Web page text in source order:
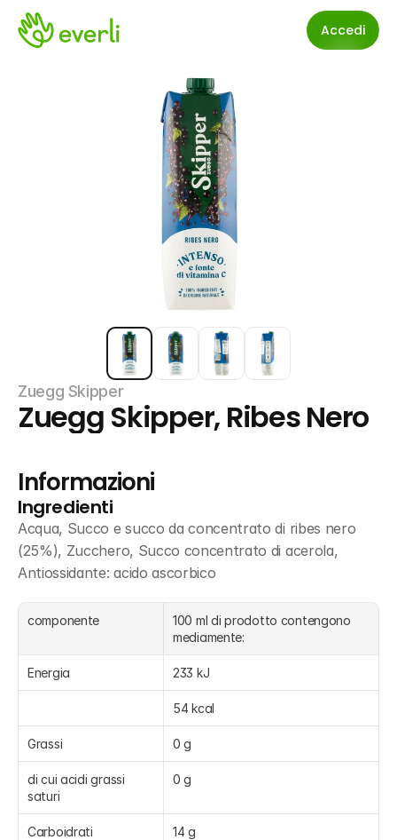
Accedi
Zuegg Skipper
Zuegg Skipper, Ribes Nero
Informazioni
Ingredienti
Acqua, Succo e succo da concentrato di ribes nero
(25%), Zucchero, Succo concentrato di acerola,
Antiossidante: acido ascorbico
componente
100 ml di prodotto contengono
mediamente:
Energia 233 kJ
54 kcal
Grassi 0 g
di cui acidi grassi
saturi
0 g
Carboidrati 14 g